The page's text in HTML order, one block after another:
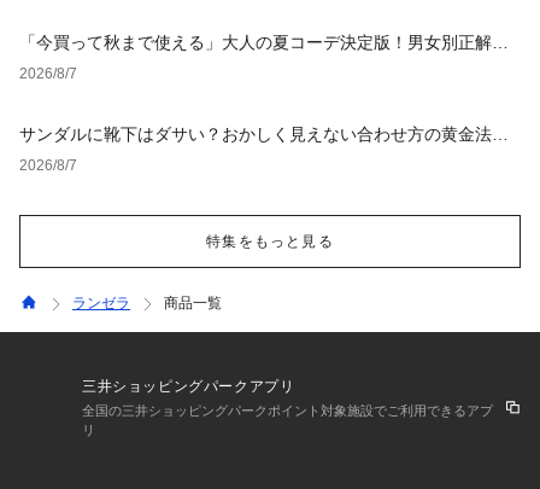
「今買って秋まで使える」大人の夏コーデ決定版！男女別正解ス
タイルとNGな着こなし
2026/8/7
サンダルに靴下はダサい？おかしく見えない合わせ方の黄金法則
と男女別おすすめコーデ
2026/8/7
特集をもっと見る
ランゼラ 商品一覧
三井ショッピングパークアプリ
全国の三井ショッピングパークポイント対象施設でご利用できるアプ
リ